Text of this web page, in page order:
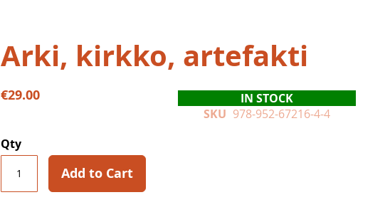
Arki, kirkko, artefakti
€29.00
IN STOCK
SKU 978-952-67216-4-4
Qty
Add to Cart